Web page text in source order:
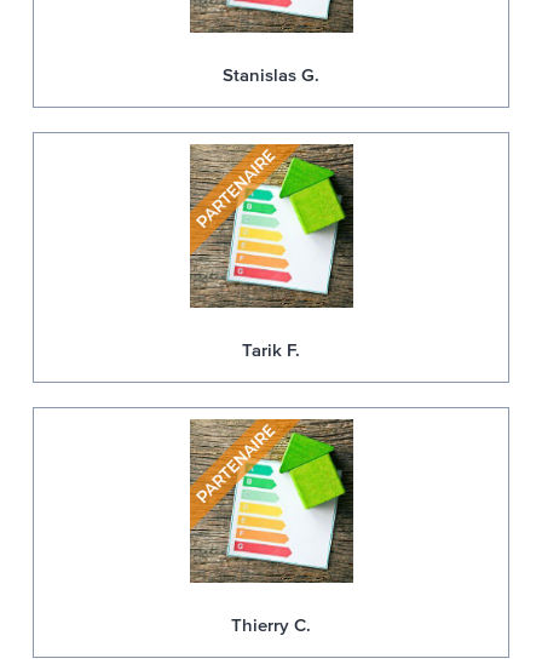
Stanislas G.
Tarik F.
Thierry C.